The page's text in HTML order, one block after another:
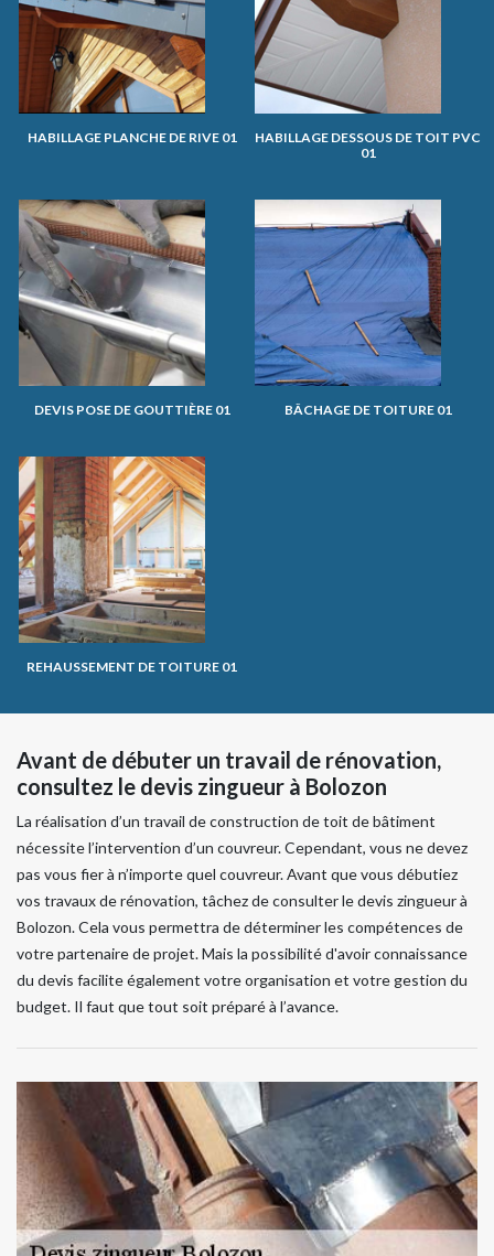
HABILLAGE PLANCHE DE RIVE 01
HABILLAGE DESSOUS DE TOIT PVC
01
DEVIS POSE DE GOUTTIÈRE 01 BÂCHAGE DE TOITURE 01
REHAUSSEMENT DE TOITURE 01
Avant de débuter un travail de rénovation,
consultez le devis zingueur à Bolozon
La réalisation d’un travail de construction de toit de bâtiment
nécessite l’intervention d’un couvreur. Cependant, vous ne devez
pas vous fier à n’importe quel couvreur. Avant que vous débutiez
vos travaux de rénovation, tâchez de consulter le devis zingueur à
Bolozon. Cela vous permettra de déterminer les compétences de
votre partenaire de projet. Mais la possibilité d'avoir connaissance
du devis facilite également votre organisation et votre gestion du
budget. Il faut que tout soit préparé à l’avance.